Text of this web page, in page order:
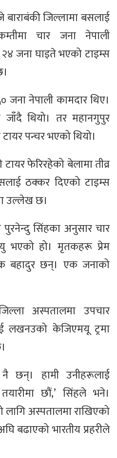
बाराबंकी जिल्लामा बसलाई
चार जना नेपाली
जना घाइते भएको टाइम्स
जना नेपाली कामदार थिए।
थियो। तर महानगुपुर
पन्चर भएको थियो।
फेरिरहेको बेलामा तीव्र
ठक्कर दिएको टाइम्स
उल्लेख छ।
पुरनेन्दु सिंहका अनुसार चार
भएको हो। मृतकहरू प्रेम
बहादुर छन्। एक जनाको
अस्पतालमा उपचार
लखनउको केजिएमयू ट्रमा
छन्। हामी उनीहरूलाई
छौं,’ सिंहले भने।
अस्पतालमा राखिएको
बढाएको भारतीय प्रहरीले